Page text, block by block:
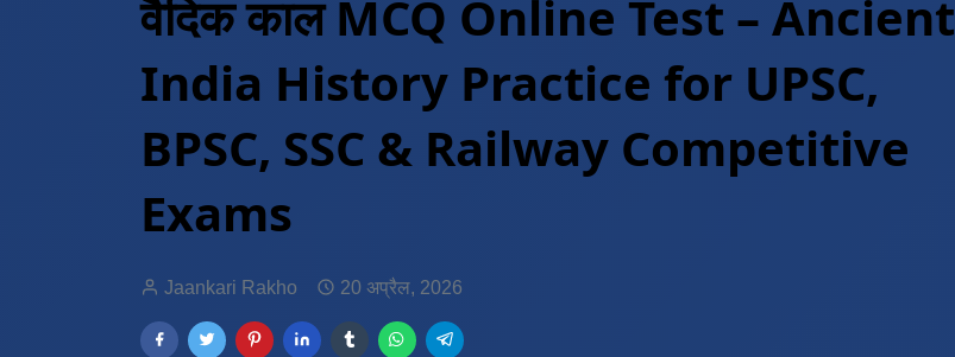
वैदिक काल MCQ Online Test – Ancient
India History Practice for UPSC,
BPSC, SSC & Railway Competitive
Exams
Jaankari Rakho 20 अप्रैल, 2026